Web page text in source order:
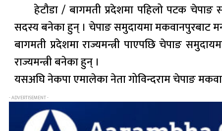
हेटौडा / बागमती प्रदेशमा पहिलो पटक चेपाङ
सदस्य बनेका हुन् । चेपाङ समुदायमा मकवानपुरबाट
बागमती प्रदेशमा राज्यमन्त्री पाएपछि चेपाङ
राज्यमन्त्री बनेका हुन् ।
यसअघि नेकपा एमालेका नेता गोविन्दराम चेपाङ
- ADVERTISEMENT -